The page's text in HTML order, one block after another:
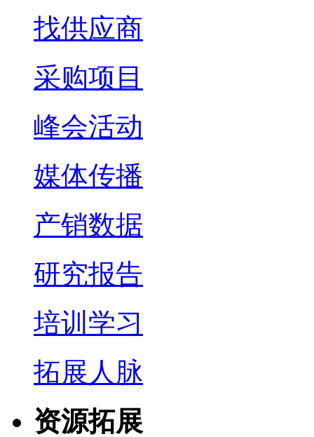
找供应商
采购项目
峰会活动
媒体传播
产销数据
研究报告
培训学习
拓展人脉
资源拓展